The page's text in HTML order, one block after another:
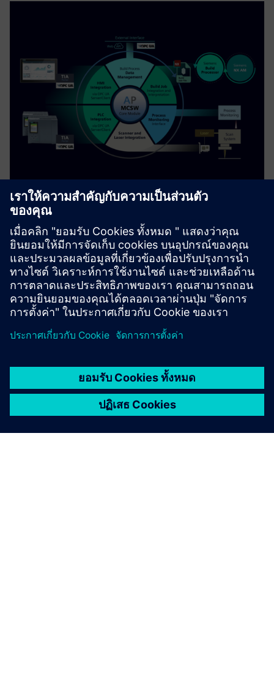
Machine Control Software (MCSW)
for 3D Printers
MCSW is a Runtime Software Framework to orchestrate the
execution of a 3D print job on a 3D printing system
เรียนรู้เพิ่มเติม